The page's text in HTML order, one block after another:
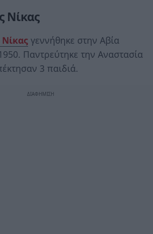
Νίκας
γεννήθηκε στην Αβία
Παντρεύτηκε την Αναστασία
3 παιδιά.